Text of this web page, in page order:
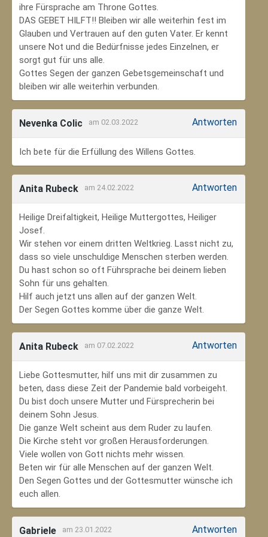
ihre Fürsprache am Throne Gottes.
DAS GEBET HILFT!! Bleiben wir alle weiterhin fest im
Glauben und Vertrauen auf den guten Vater. Er kennt
unsere Not und die Bedürfnisse jedes Einzelnen, er
sorgt gut für uns alle.
Gottes Segen der ganzen Gebetsgemeinschaft und
bleiben wir alle weiterhin verbunden.
Nevenka Colic am 02.03.2022 Antworten
Ich bete für die Erfüllung des Willens Gottes.
Anita Rubeck am 24.02.2022 Antworten
Heilige Dreifaltigkeit, Heilige Muttergottes, Heiliger
Josef.
Wir stehen vor einem dritten Weltkrieg. Lasst nicht zu,
dass so viele unschuldige Menschen sterben werden.
Du hast schon so oft Führsprache bei deinem lieben
Sohn für uns gehalten.
Hilf auch jetzt uns allen auf der ganzen Welt.
Der Segen Gottes komme über die ganze Welt.
Anita Rubeck am 07.02.2022 Antworten
Liebe Gottesmutter, hilf uns mit dir zusammen zu
beten, dass diese Zeit der Pandemie bald vorbeigeht.
Du bist doch unsere Mutter und Fürsprecherin bei
deinem Sohn Jesus.
Die ganze Welt scheint aus dem Ruder zu laufen.
Die Kirche steht vor großen Herausforderungen.
Viele wollen von Gott nichts mehr wissen.
Beten wir für alle Menschen auf der ganzen Welt.
Den Segen Gottes und der Gottesmutter wünsche ich
euch allen.
Gabriele am 23.01.2022 Antworten